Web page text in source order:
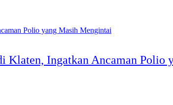
Ingatkan Ancaman Polio